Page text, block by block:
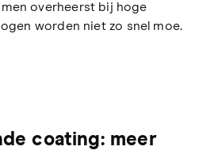
overheerst bij hoge
worden niet zo snel moe.
coating: meer